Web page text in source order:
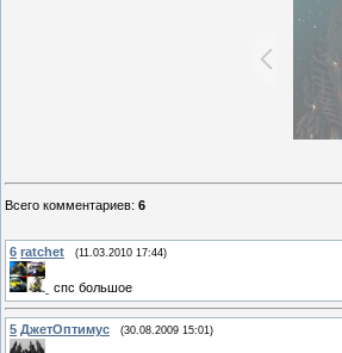
Всего комментариев: 6
6 ratchet (11.03.2010 17:44)
спс большое
5 ДжетОптимус (30.08.2009 15:01)